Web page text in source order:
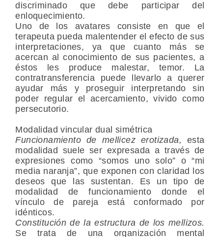
discriminado que debe participar del
enloquecimiento.
Uno de los avatares consiste en que el
terapeuta pueda malentender el efecto de sus
interpretaciones, ya que cuanto más se
acercan al conocimiento de sus pacientes, a
éstos les produce malestar, temor. La
contratransferencia puede llevarlo a querer
ayudar más y proseguir interpretando sin
poder regular el acercamiento, vivido como
persecutorio.
Modalidad vincular dual simétrica
Funcionamiento de mellicez erotizada,esta
modalidad suele ser expresada a través de
expresiones como “somos uno solo” o “mi
media naranja”, que exponen con claridad los
deseos que las sustentan. Es un tipo de
modalidad de funcionamiento donde el
vínculo de pareja está conformado por
idénticos.
Constitución de la estructura de los mellizos.
Se trata de una organización mental